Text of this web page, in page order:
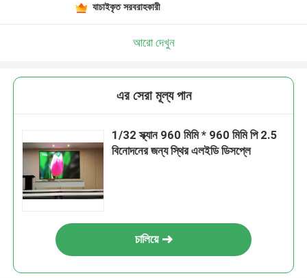
যাচাইকৃত সরবরাহকারী
আরো দেখুন
এর সেরা মূল্য পান
1/32 স্ক্যান 960 মিমি * 960 মিমি পি 2.5
বিনোদনের জন্য স্থির এলইডি ডিসপ্লে
চালিয়ে